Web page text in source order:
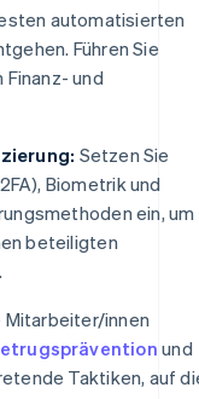
automatisierten
Führen Sie
und
Setzen Sie
Biometrik und
ein, um
beteiligten
Mitarbeiter/innen
und
Taktiken, auf